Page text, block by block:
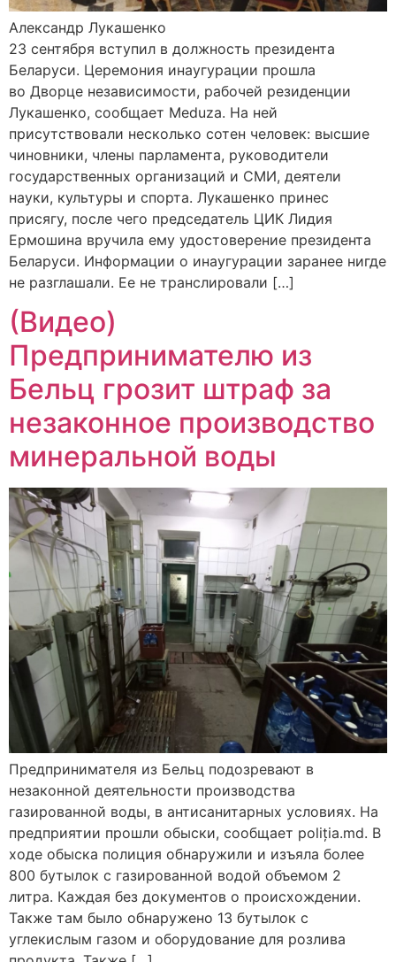
Александр Лукашенко
23 сентября вступил в должность президента
Беларуси. Церемония инаугурации прошла
во Дворце независимости, рабочей резиденции
Лукашенко, сообщает Meduza. На ней
присутствовали несколько сотен человек: высшие
чиновники, члены парламента, руководители
государственных организаций и СМИ, деятели
науки, культуры и спорта. Лукашенко принес
присягу, после чего председатель ЦИК Лидия
Ермошина вручила ему удостоверение президента
Беларуси. Информации о инаугурации заранее нигде
не разглашали. Ее не транслировали […]
(Видео)
Предпринимателю из
Бельц грозит штраф за
незаконное производство
минеральной воды
Предпринимателя из Бельц подозревают в
незаконной деятельности производства
газированной воды, в антисанитарных условиях. На
предприятии прошли обыски, сообщает poliția.md. В
ходе обыска полиция обнаружили и изъяла более
800 бутылок с газированной водой объемом 2
литра. Каждая без документов о происхождении.
Также там было обнаружено 13 бутылок с
углекислым газом и оборудование для розлива